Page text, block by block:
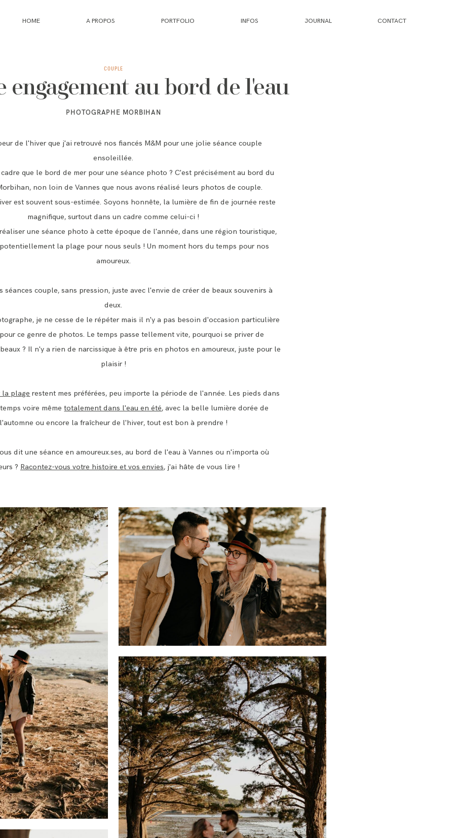
HOME A PROPOS PORTFOLIO INFOS JOURNAL CONTACT
COUPLE
engagement au bord de l'eau
PHOTOGRAPHE MORBIHAN
de l'hiver que j'ai retrouvé nos fiancés M&M pour une jolie séance couple
ensoleillée.
que le bord de mer pour une séance photo ? C'est précisément au bord du
non loin de Vannes que nous avons réalisé leurs photos de couple.
est souvent sous-estimée. Soyons honnête, la lumière de fin de journée reste
magnifique, surtout dans un cadre comme celui-ci !
une séance photo à cette époque de l'année, dans une région touristique,
la plage pour nous seuls ! Un moment hors du temps pour nos
amoureux.
séances couple, sans pression, juste avec l'envie de créer de beaux souvenirs à
deux.
je ne cesse de le répéter mais il n'y a pas besoin d'occasion particulière
ce genre de photos. Le temps passe tellement vite, pourquoi se priver de
? Il n'y a rien de narcissique à être pris en photos en amoureux, juste pour le
plaisir !
la plage restent mes préférées, peu importe la période de l'année. Les pieds dans
voire mêmetotalement dans l'eau en été, avec la belle lumière dorée de
ou encore la fraîcheur de l'hiver, tout est bon à prendre !
dit une séance en amoureux.ses, au bord de l'eau à Vannes ou n'importa où
? Racontez-vous votre histoire et vos envies, j'ai hâte de vous lire !
A PROPOS
INFOS
JOURNAL
CONTACT